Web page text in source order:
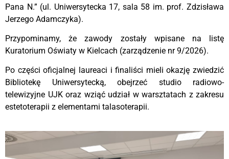
Pana N.” (ul. Uniwersytecka 17, sala 58 im. prof. Zdzisława
Jerzego Adamczyka).
Przypominamy, że zawody zostały wpisane na listę
Kuratorium Oświaty w Kielcach (zarządzenie nr 9/2026).
Po części oficjalnej laureaci i finaliści mieli okazję zwiedzić
Bibliotekę Uniwersytecką, obejrzeć studio radiowo-
telewizyjne UJK oraz wziąć udział w warsztatach z zakresu
estetoterapii z elementami talasoterapii.